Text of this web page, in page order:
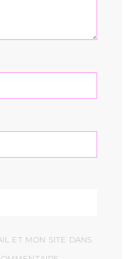
ET MON SITE DANS